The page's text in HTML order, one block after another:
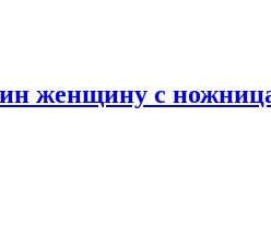
женщину с